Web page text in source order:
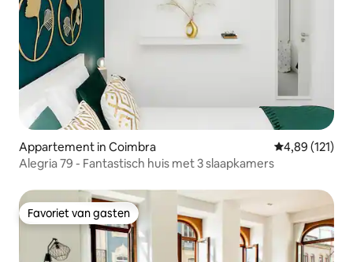
Appartement in Coimbra Gemiddelde
4,89 (121)
Alegria 79 - Fantastisch huis met 3 slaapkamers
Favoriet van gasten
Favoriet van gasten